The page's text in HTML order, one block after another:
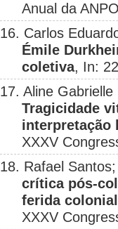
Anual da
16. Carlos
Émile
coletiva, In:
17. Aline
Tragicidade
interpretação
XXXV
18. Rafael
crítica pós-
ferida
XXXV